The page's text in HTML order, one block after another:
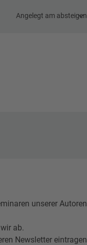
Angelegt am
unserer
ab.
Newsletter